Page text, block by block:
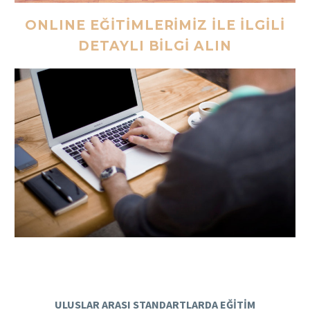
ONLINE EĞİTİMLERİMİZ İLE İLGİLİ
DETAYLI BİLGİ ALIN
ULUSLAR ARASI STANDARTLARDA EĞİTİM